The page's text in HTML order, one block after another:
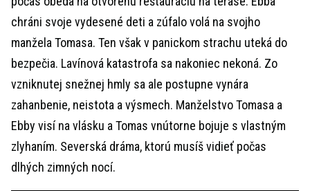
chráni svoje vydesené deti a zúfalo volá na svojho
manžela Tomasa. Ten však v panickom strachu uteká do
bezpečia. Lavínová katastrofa sa nakoniec nekoná. Zo
vzniknutej snežnej hmly sa ale postupne vynára
zahanbenie, neistota a výsmech. Manželstvo Tomasa a
Ebby visí na vlásku a Tomas vnútorne bojuje s vlastným
zlyhaním. Severská dráma, ktorú musíš vidieť počas
dlhých zimných nocí.